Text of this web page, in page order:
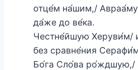
отце́м на́шим,/
да́же до ве́ка.
Честне́йшую Херуви́м/
без сравне́ния
Бо́га Сло́ва